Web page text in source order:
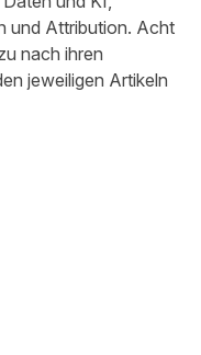
und Attribution. Acht
nach ihren
jeweiligen Artikeln